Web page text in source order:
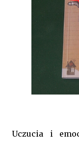
Uczucia i